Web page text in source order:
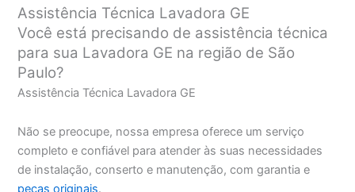
Assistência Técnica Lavadora GE
Você está precisando de assistência técnica
para sua Lavadora GE na região de São
Paulo?
Assistência Técnica Lavadora GE
Não se preocupe, nossa empresa oferece um serviço
completo e confiável para atender às suas necessidades
de instalação, conserto e manutenção, com garantia e
peças originais.